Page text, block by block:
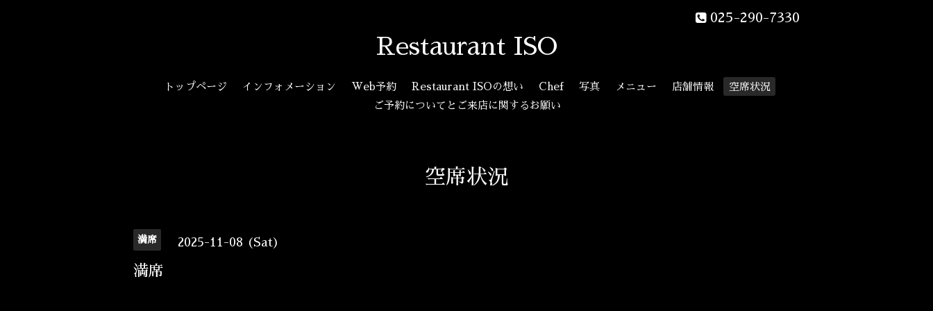
025-290-7330
Restaurant ISO
トップページ インフォメーション Web予約 Restaurant ISOの想い Chef 写真 メニュー 店舗情報
空席状況
ご予約についてとご来店に関するお願い
空席状況
満席 2025-11-08 (Sat)
満席